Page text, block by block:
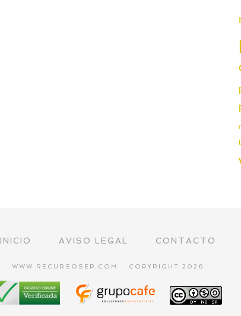
INICIO AVISO LEGAL CONTACTO
WWW.RECURSOSEP.COM - COPYRIGHT 2026